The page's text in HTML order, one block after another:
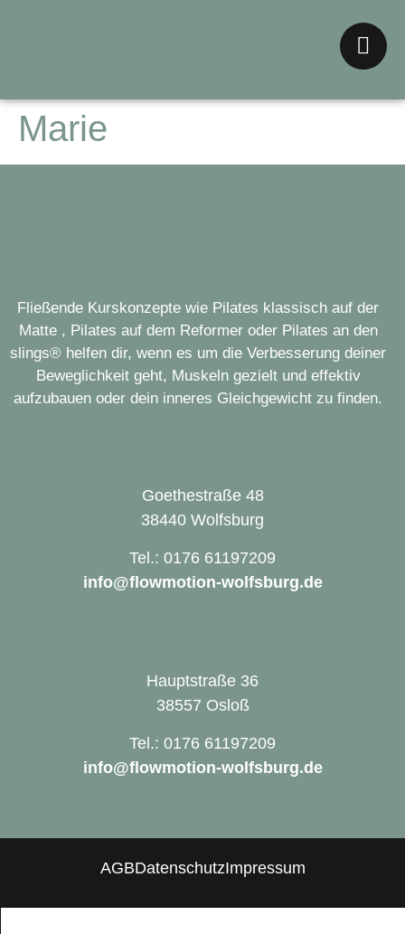
Marie
Fließende Kurskonzepte wie Pilates klassisch auf der
Matte , Pilates auf dem Reformer oder Pilates an den
slings® helfen dir, wenn es um die Verbesserung deiner
Beweglichkeit geht, Muskeln gezielt und effektiv
aufzubauen oder dein inneres Gleichgewicht zu finden.
Goethestraße 48
38440 Wolfsburg
Tel.: 0176 61197209
info@flowmotion-wolfsburg.de
Hauptstraße 36
38557 Osloß
Tel.: 0176 61197209
info@flowmotion-wolfsburg.de
AGBDatenschutzImpressum